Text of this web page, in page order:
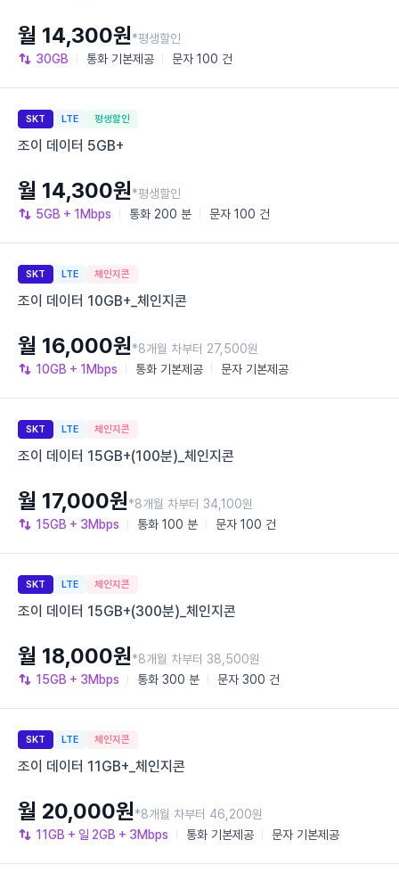
30GB 통화 기본제공 문자 100 건
월 14,300원*평생할인
SKT LTE 평생할인
조이 데이터 5GB+
5GB + 1Mbps 통화 200 분 문자 100 건
월 14,300원*평생할인
SKT LTE 체인지콘
조이 데이터 10GB+_체인지콘
10GB + 1Mbps 통화 기본제공 문자 기본제공
월 16,000원*8개월 차부터 27,500원
SKT LTE 체인지콘
조이 데이터 15GB+(100분)_체인지콘
15GB + 3Mbps 통화 100 분 문자 100 건
월 17,000원*8개월 차부터 34,100원
SKT LTE 체인지콘
조이 데이터 15GB+(300분)_체인지콘
15GB + 3Mbps 통화 300 분 문자 300 건
월 18,000원*8개월 차부터 38,500원
SKT LTE 체인지콘
조이 데이터 11GB+_체인지콘
11GB + 일 2GB + 3Mbps 통화 기본제공 문자 기본제공
월 20,000원*8개월 차부터 46,200원